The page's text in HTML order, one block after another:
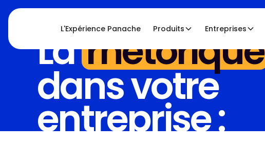
L'Expérience Panache Produits Entreprises
Larhétorique
dans votre
entreprise :